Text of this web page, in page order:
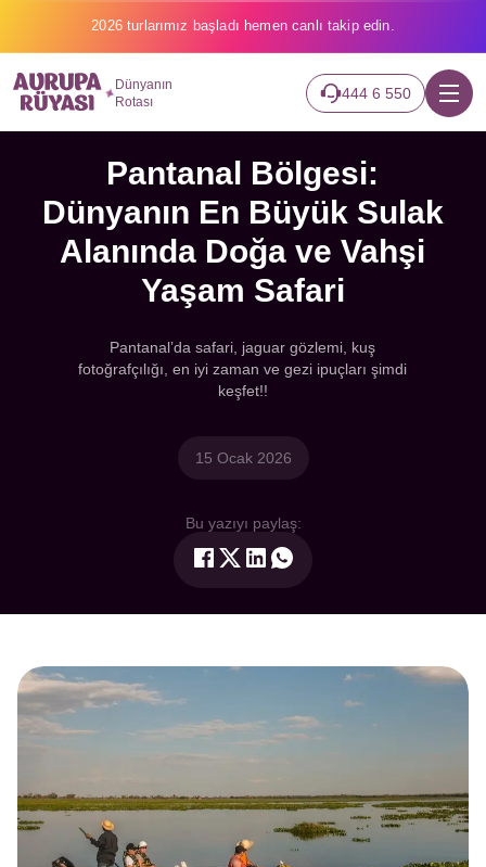
2026 turlarımız başladı hemen canlı takip edin.
Dünyanın
Rotası
444 6 550
Pantanal Bölgesi:
Dünyanın En Büyük Sulak
Alanında Doğa ve Vahşi
Yaşam Safari
Pantanal’da safari, jaguar gözlemi, kuş
fotoğrafçılığı, en iyi zaman ve gezi ipuçları şimdi
keşfet!!
15 Ocak 2026
Bu yazıyı paylaş: